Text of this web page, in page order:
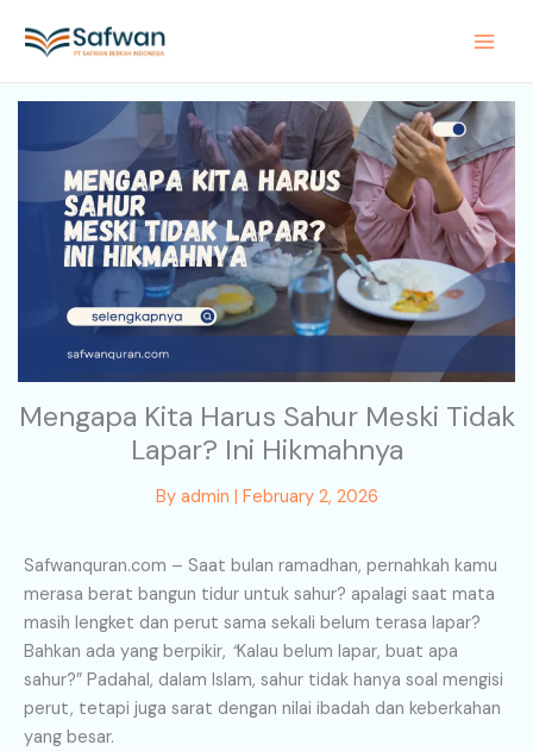
Mengapa Kita Harus Sahur Meski Tidak
Lapar? Ini Hikmahnya
By admin | February 2, 2026
Safwanquran.com – Saat bulan ramadhan, pernahkah kamu
merasa berat bangun tidur untuk sahur? apalagi saat mata
masih lengket dan perut sama sekali belum terasa lapar?
Bahkan ada yang berpikir, “Kalau belum lapar, buat apa
sahur?” Padahal, dalam Islam, sahur tidak hanya soal mengisi
perut, tetapi juga sarat dengan nilai ibadah dan keberkahan
yang besar.